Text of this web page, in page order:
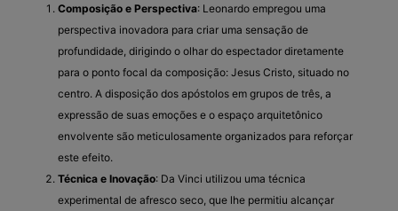
Composição e Perspectiva: Leonardo empregou uma
perspectiva inovadora para criar uma sensação de
profundidade, dirigindo o olhar do espectador diretamente
para o ponto focal da composição: Jesus Cristo, situado no
centro. A disposição dos apóstolos em grupos de três, a
expressão de suas emoções e o espaço arquitetônico
envolvente são meticulosamente organizados para reforçar
este efeito.
Técnica e Inovação: Da Vinci utilizou uma técnica
experimental de afresco seco, que lhe permitiu alcançar